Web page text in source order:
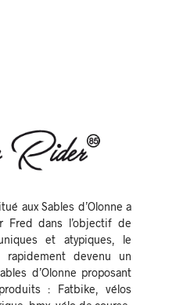
aux Sables d’Olonne a
dans l’objectif de
et atypiques, le
rapidement devenu un
d’Olonne proposant
: Fatbike, vélos